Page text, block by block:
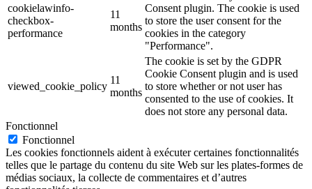
cookielawinfo-
checkbox-
performance
11
months
Consent plugin. The cookie is used
to store the user consent for the
cookies in the category
"Performance".
viewed_cookie_policy
11
months
The cookie is set by the GDPR
Cookie Consent plugin and is used
to store whether or not user has
consented to the use of cookies. It
does not store any personal data.
Fonctionnel
Fonctionnel
Les cookies fonctionnels aident à exécuter certaines fonctionnalités
telles que le partage du contenu du site Web sur les plates-formes de
médias sociaux, la collecte de commentaires et d’autres